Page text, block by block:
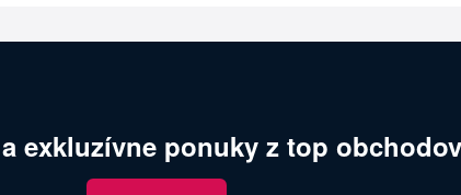
exkluzívne ponuky z top